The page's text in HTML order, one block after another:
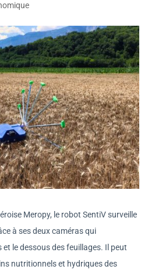
Meropy, le robot SentiV surveille
à ses deux caméras qui
le dessous des feuillages. Il peut
nutritionnels et hydriques des